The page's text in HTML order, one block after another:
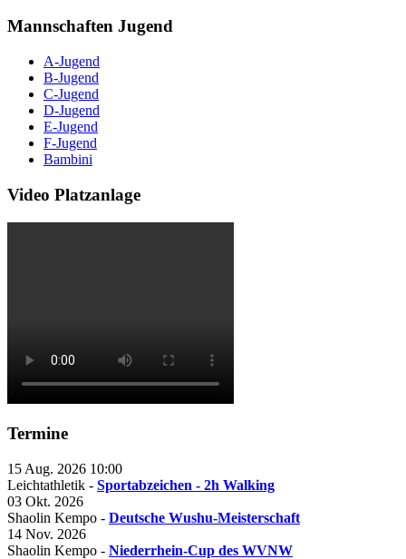
Mannschaften Jugend
A-Jugend
B-Jugend
C-Jugend
D-Jugend
E-Jugend
F-Jugend
Bambini
Video Platzanlage
Termine
15 Aug. 2026 10:00
Leichtathletik - Sportabzeichen - 2h Walking
03 Okt. 2026
Shaolin Kempo - Deutsche Wushu-Meisterschaft
14 Nov. 2026
Shaolin Kempo - Niederrhein-Cup des WVNW